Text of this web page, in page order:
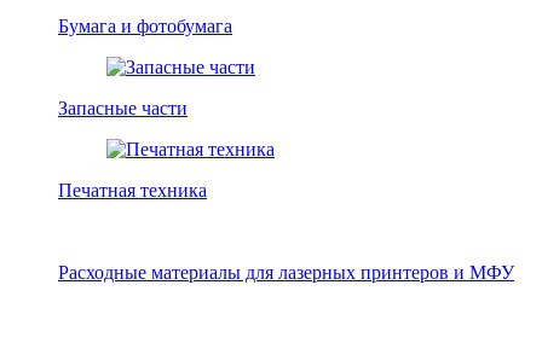
Бумага и фотобумага
Запасные части
Печатная техника
Расходные материалы для лазерных принтеров и МФУ